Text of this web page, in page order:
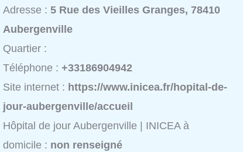
Adresse :5 Rue des Vieilles Granges, 78410
Aubergenville
Quartier :
Téléphone :+33186904942
Site internet : https://www.inicea.fr/hopital-de-
jour-aubergenville/accueil
Hôpital de jour Aubergenville | INICEA à
domicile : non renseigné